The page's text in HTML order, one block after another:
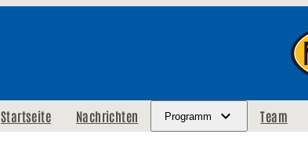
Startseite Nachrichten Programm Team